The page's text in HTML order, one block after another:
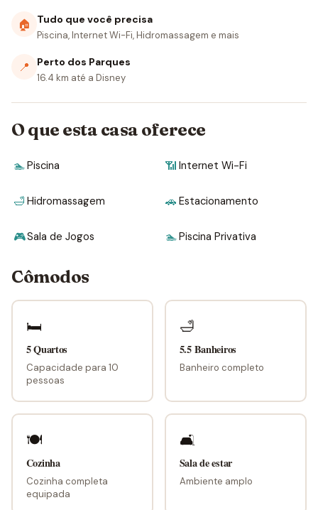
🏠 Tudo que você precisa
Piscina, Internet Wi-Fi, Hidromassagem e mais
📍 Perto dos Parques
16.4 km até a Disney
O que esta casa oferece
🏊Piscina 📶 Internet Wi-Fi
🛁 Hidromassagem 🚗 Estacionamento
🎮Sala de Jogos 🏊Piscina Privativa
Cômodos
🛏
5 Quartos
Capacidade para 10
pessoas
🛁
5.5 Banheiros
Banheiro completo
🍽
Cozinha
Cozinha completa
equipada
🛋
Sala de estar
Ambiente amplo